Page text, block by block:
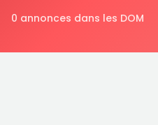
0 annonces dans les DOM